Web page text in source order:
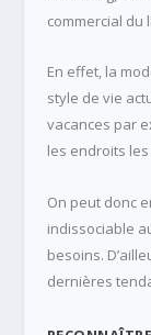
commercial du
En effet, la
style de vie
vacances par
les endroits
On peut donc
indissociable
besoins.
dernières